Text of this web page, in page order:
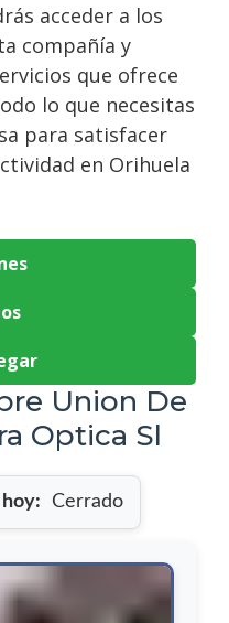
acceder a los
compañía y
que ofrece
lo que necesitas
para satisfacer
en Orihuela
Union De
Optica Sl
Cerrado